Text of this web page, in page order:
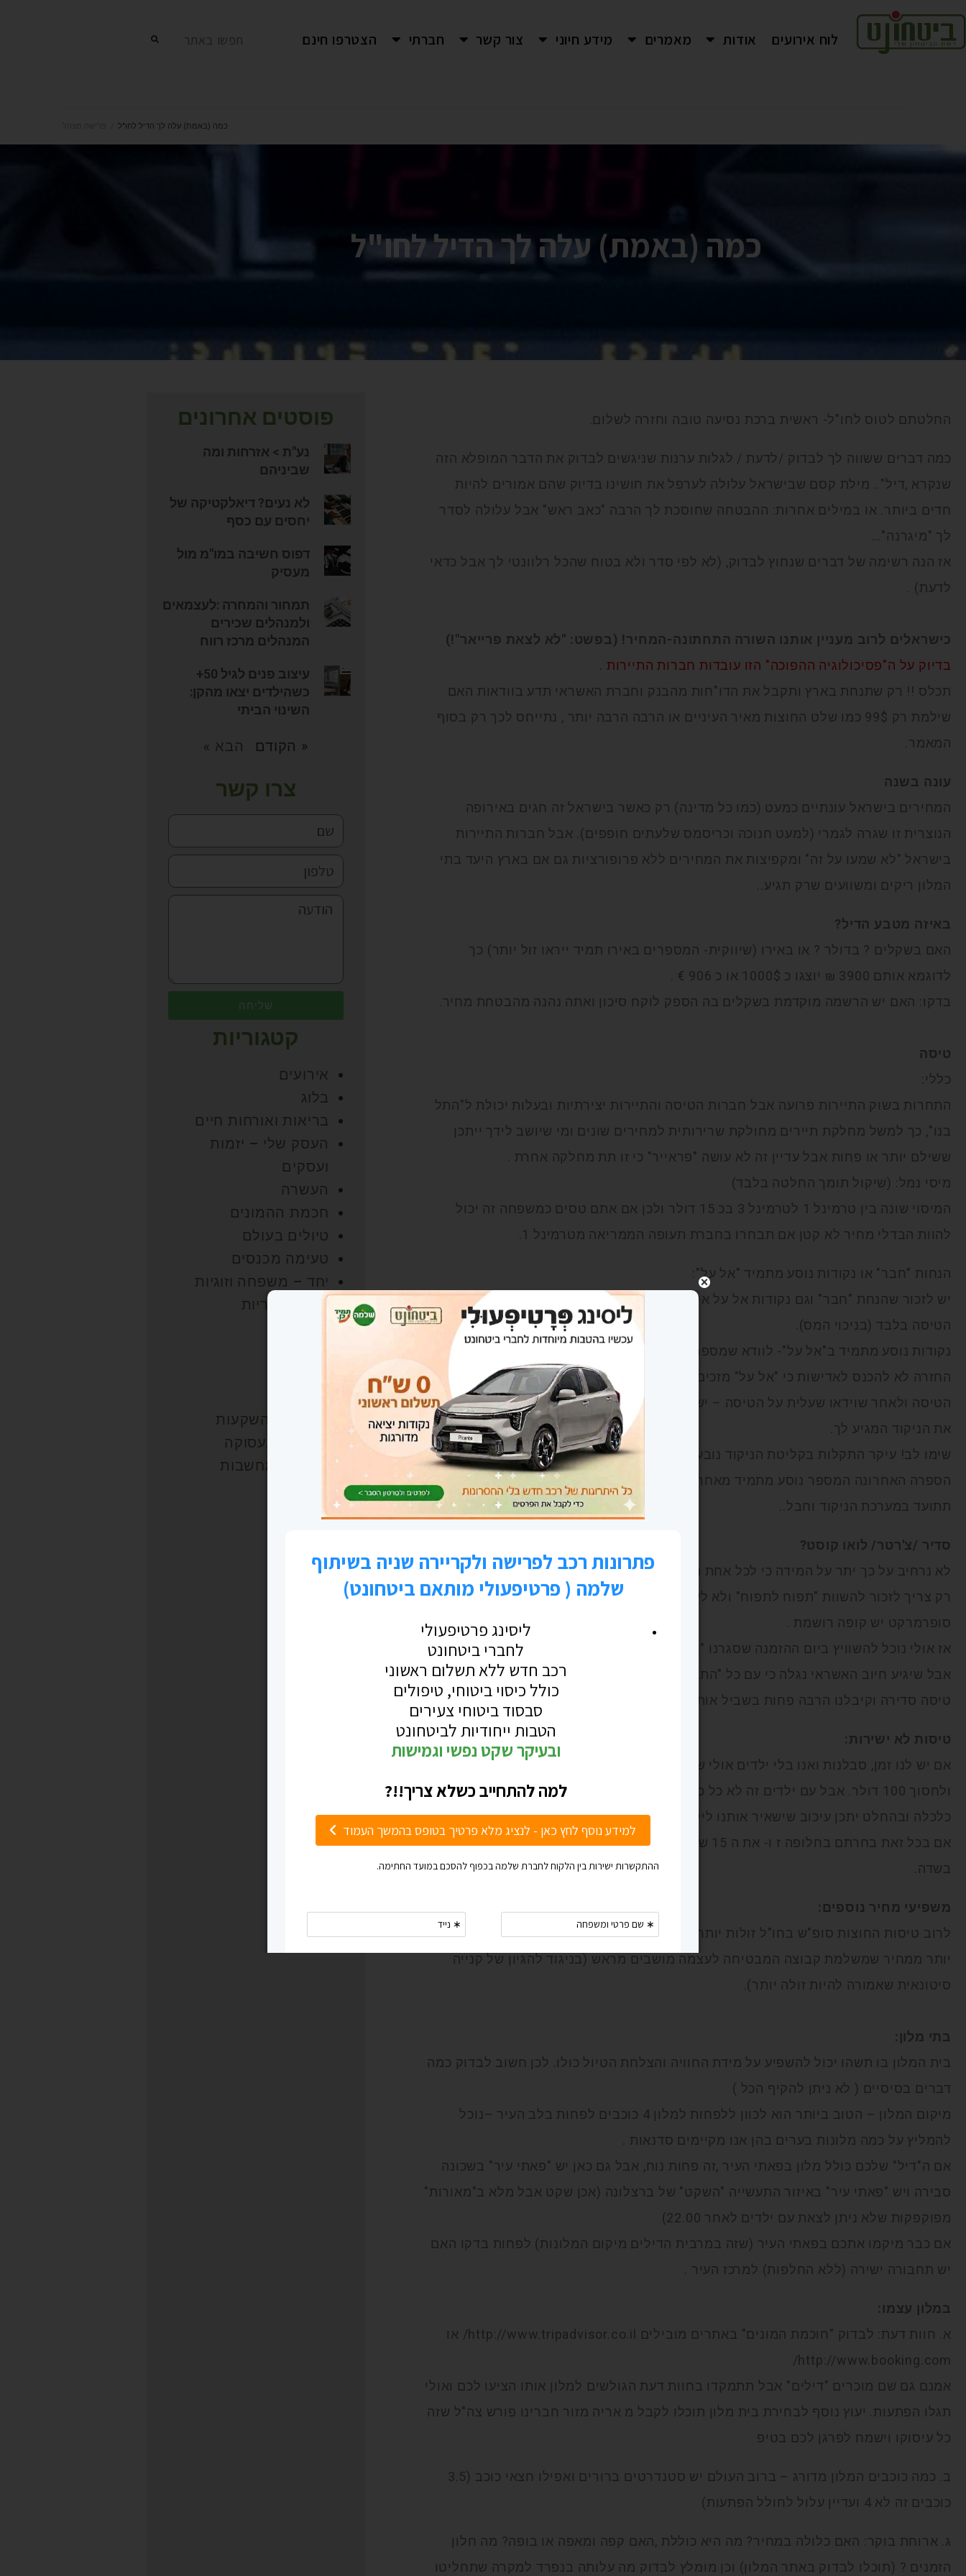
לוח אירועים אודות מאמרים מידע חיוני צור קשר חברתי הצטרפו חינם חפשו באתר
כמה (באמת) עלה לך הדיל לחו"ל
כמה (באמת) עלה לך הדיל לחו"ל
החלטתם לטוס לחו"ל- ראשית ברכת נסיעה טובה וחזרה לשלום.
כמה דברים ששווה לך לבדוק /לדעת / לגלות ערנות שניגשים לבדוק את הדבר המופלא הזה
שנקרא ,דיל".. מילת קסם שבישראל עלולה לערפל את חושינו בדיוק שהם אמורים להיות
חדים ביותר. או במילים אחרות: ההבטחה שחוסכת לך הרבה "כאב ראש" אבל עלולה לסדר
לך "מיגרנה"…
אז הנה רשימה של דברים שנחוץ לבדוק, (לא לפי סדר ולא בטוח שהכל רלוונטי לך אבל כדאי
לדעת) .
כישראלים לרוב מעניין אותנו השורה התחתונה-המחיר! (בפשט: "לא לצאת פרייאר"!)
בדיוק על ה"פסיכולוגיה ההפוכה" הזו עובדות חברות התיירות .
תכלס !! רק שתנחת בארץ ותקבל את הדו"חות מהבנק וחברת האשראי תדע בוודאות האם
שילמת רק 99$ כמו שלט החוצות מאיר העיניים או הרבה הרבה יותר , נתייחס לכך רק בסוף
המאמר.
עונה בשנה
המחירים בישראל עונתיים כמעט (כמו כל מדינה) רק כאשר בישראל זה חגים באירופה
הנוצרית זו שגרה לגמרי (למעט חנוכה וכריסמס שלעתים חופפים). אבל חברות התיירות
בישראל "לא שמעו על זה" ומקפיצות את המחירים ללא פרופורציות גם אם בארץ היעד בתי
המלון ריקים ומשוועים שרק תגיע..
באיזה מטבע הדיל?
האם בשקלים ? בדולר ? או באירו (שיווקית- המספרים באירו תמיד ייראו זול יותר) כך
לדוגמא אותם 3900 ₪ יוצגו כ 1000$ או כ 906 € .
בדקו: האם יש הרשמה מוקדמת בשקלים בה הספק לוקח סיכון ואתה נהנה מהבטחת מחיר.
טיסה
כללי:
התחרות בשוק התיירות פרועה אבל חברות הטיסה והתיירות יצירתיות ובעלות יכולת ל"התל
בנו", כך למשל מחלקת תיירים מחולקת שרירותית למחירים שונים ומי שיושב לידך ייתכן
ששילם יותר או פחות אבל עדיין זה לא עושה "פראייר" כי זו תת מחלקה אחרת .
מיסי נמל: (שיקול תומך החלטה בלבד)
המיסוי שונה בין טרמינל 1 לטרמינל 3 בכ 15 דולר ולכן אם אתם טסים כמשפחה זה יכול
להוות הבדלי מחיר לא קטן אם תבחרו בחברת תעופה הממריאה מטרמינל 1.
הנחות "חבר" או נקודות נוסע מתמיד "אל על":
יש לזכור שהנחת "חבר" וגם נקודות אל על אינן יכולות להשפיע על גובה המיסוי אלא על מחיר
הטיסה בלבד (בניכוי המס).
נקודות נוסע מתמיד ב"אל על"- לוודא שמספר נוסע מתמיד מופיע בכרטיס הטיסה ולאחר
החזרה לא להכנס לאדישות כי "אל על" מזכים אותך בניקוד רק 5 ימי עבודה לאחר החזרה
הטיסה ולאחר שוידאו שעלית על הטיסה – יש לך "אחריות משתמש" לוודא שקיבלת באמת
את הניקוד המגיע לך.
שימו לב! עיקר התקלות בקליטת הניקוד נובעות מארוע ההזנה.עליך להקפיד לא להזין את
הספרה האחרונה המספר נוסע מתמיד מאחר והינה ספרת ביקורת. ההזמנה תיקלט אבל לא
תתועד במערכת הניקוד וחבל..
סדיר /צ'רטר/ לואו קוסט?
לא נרחיב על כך יתר על המידה כי לכל אחת מהחלופות יש עלות תועלת משל עצמה.
רק צריך לזכור להשוות "תפוח לתפוח" ולא לעשות לעצמנו "דיסונס" כי בסופו של כל
סופרמרקט יש קופה רושמת .
אז אולי נוכל להשוויץ ביום ההזמנה שסגרנו "אחלה דיל", ובעיקר להאמין לעצמינו שזה נכון ,
אבל שיגיע חיוב האשראי נגלה כי עם כל "התוספות הקטנות בדרך" הצ'רטר עלה לנו כמו
טיסה סדירה וקיבלנו הרבה פחות בשביל אותו כסף.
טיסות לא ישירות:
ולחסוך 100 דולר. אבל עם ילדים זה לא כל כך מומלץ מעבר לכאב הראש יהיו לכך עלויות
כלכלה ובהחלט יתכן עיכוב שישאיר אותנו לילה במוסקבה ויהרוס לנו את יום הטיול הראשון. ו
אם בכל זאת בחרתם בחלופה ז ו- את ה 15 שעות תנצלו לסיור בעיר מוסקבה ואל תישארו
בשדה.
משפיעי מחיר נוספים:
לרוב טיסות החוצות סופ"ש בחו"ל זולות יותר ולמרבית הפלא גם טיסות ברכישה אישית זולות
יותר ממחיר שמשלמת קבוצה המבטיחה לעצמה מושבים מראש (בניגוד להגיון של קנייה
סיטונאית שאמורה להיות זולה יותר).
בתי מלון:
בית המלון בו תשהו יכול להשפיע על מידת החוויה והצלחת הטיול כולו. לכן חשוב לבדוק כמה
דברים בסיסיים ( לא ניתן להקיף הכל )
מיקום המלון – הטוב ביותר הוא לכוון ללפחות למלון 4 כוכבים לפחות בלב העיר –נוכל
להמליץ על כמה מלונות בערים בהן אנו מקיימים סדנאות .
אם ה"דיל" שלכם כולל מלון בפאתי העיר ,זה פחות נוח, אבל גם כאן יש "פאתי עיר" בשכונה
סבירה ויש "פאתי עיר" באיזור התעשייה "השקט" של ברצלונה (אכן שקט אבל מלא ב"מאורות"
מפוקפקות שלא ניתן לצאת עם ילדים לאחר 22.00)
אם כבר מיקמו אתכם בפאתי העיר (שזה במרבית הדילים מיקום המלונות) לפחות בדקו האם
יש תחבורה ישירה (ללא החלפות) למרכז העיר .
במלון עצמו:
א. חוות דעת: לבדוק "חוכמת המונים" באתרים מובילים http://www.tripadvisor.co.il/ או
http://www.booking.com/
אמנם גם שם מוכרים "דילים" אבל תתמקדו בחוות דעת הגולשים למלון אותו הציעו לכם ואולי
תגלו הפתעות. יעוץ נוסף לבחירת בית מלון תוכלו לקבל מ אריה מזור חברינו פורש צה"ל שזה
כל עיסוקו וישמח לפרגן לכם בטיפ
ב. כמה כוכבים המלון מדורג – ברוב העולם יש סטנדרטים ברורים ואפילו חצאי כוכב (3.5
כוכבים זה לא 4 ועדיין עלול לחולל הפתעות)
ג. ארוחת בוקר: האם כלולה במחיר? מה היא כוללת ,האם קפה ומאפה או בופה? מה חלון
הזמנים ? (תוכלו לבדוק באתר המלון) וכן מומלץ לבדוק מה עלותה בנפרד למקרה שתחליטו
פוסטים אחרונים
נע"ת > אזרחות ומה
שביניהם
לא נעים? דיאלקטיקה של
יחסים עם כסף
דפוס חשיבה במו"מ מול
מעסיק
תמחור והמחרה :לעצמאים
ולמנהלים שכירים
המנהלים מרכז רווח
עיצוב פנים לגיל 50+
כשהילדים יצאו מהקן:
השינוי הביתי
« הקודם הבא »
צרו קשר
שליחה
קטגוריות
אירועים
בלוג
בריאות ואורחות חיים
העסק שלי – יזמות
ועסקים
העשרה
חכמת ההמונים
טיולים בעולם
טעימה מכנסים
יחד – משפחה וזוגיות
כל הקטגוריות
פיננסים והשקעות
קריירה ותעסוקה
תובנות ומחשבות